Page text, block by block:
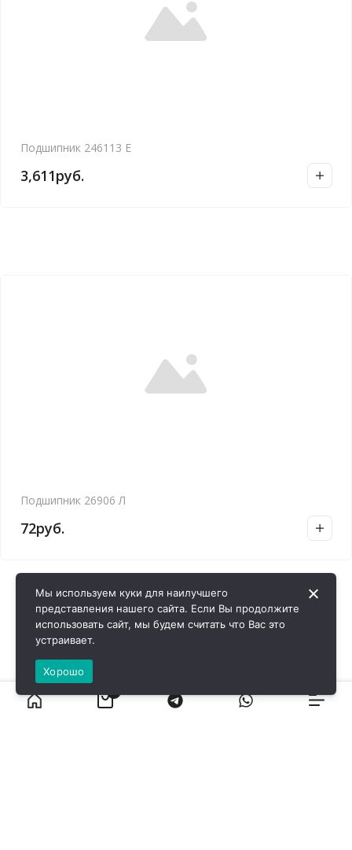
Подшипник 246113 Е
3,611руб.
Подшипник 26906 Л
72руб.
Мы используем куки для наилучшего
представления нашего сайта. Если Вы продолжите
использовать сайт, мы будем считать что Вас это
устраивает.
Хорошо